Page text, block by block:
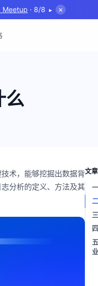
Meetup · 8/8 ▸ ✕
么
术，能够挖掘出数据背
分析的定义、方法及其
文